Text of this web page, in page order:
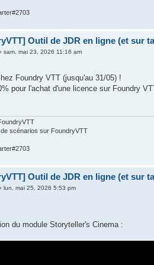
Outil de JDR en ligne (et sur
sam. mai 23, 2026 11:16 am
Foundry VTT (jusqu'au 31/05) !
pour l'achat d'une licence sur Foundry
de scénarios sur FoundryVTT
Outil de JDR en ligne (et sur
lun. mai 25, 2026 5:53 pm
du module Storyteller's Cinema :